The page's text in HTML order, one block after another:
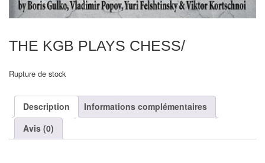
air
pour
Logiciels
d'échecs
THE KGB PLAYS CHESS/
Rupture de stock
Description
Informations complémentaires
Avis (0)